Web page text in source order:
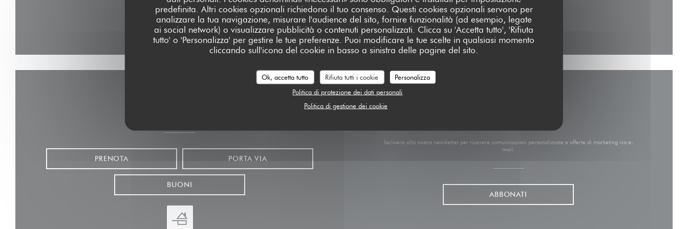
predefinita. Altri cookies opzionali richiedono il tuo consenso. Questi cookies opzionali servono per
analizzare la tua navigazione, misurare l'audience del sito, fornire funzionalità (ad esempio, legate
ai social network) o visualizzare pubblicità o contenuti personalizzati. Clicca su 'Accetta tutto', 'Rifiuta
tutto' o 'Personalizza' per gestire le tue preferenze. Puoi modificare le tue scelte in qualsiasi momento
cliccando sull'icona del cookie in basso a sinistra delle pagine del sito.
Ok, accetta tutto Rifiuta tutti i cookie
Personalizza
Politica di protezione dei dati personali
Politica di gestione dei cookie
Facebook ((apre una nuova finestra))
Instagram ((apre una nuova finestra))
PRENOTA PORTA VIA
BUONI
*
Iscriversi alla nostra newsletter per ricevere comunicazioni personalizzate e offerte di marketing via e-
mail.
ABBONATI